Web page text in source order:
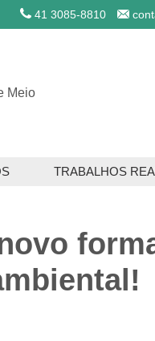
41 3085-8810
TRABALHOS